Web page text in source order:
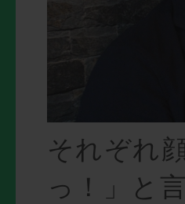
それぞれ
っ！」と